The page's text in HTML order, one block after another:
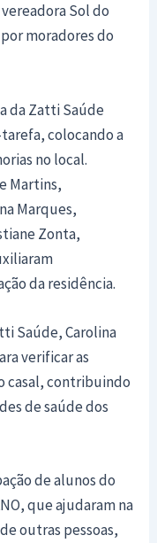
Sol do
moradores do
da Zatti Saúde
colocando a
no local.
Martins,
Marques,
Zonta,
da residência.
Saúde, Carolina
verificar as
casal, contribuindo
de saúde dos
de alunos do
que ajudaram na
outras pessoas,